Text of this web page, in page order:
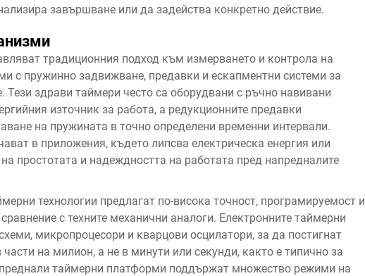
завършване или да задейства конкретно действие.
традиционния подход към измерването и контрола на
с пружинно задвижване, предавки и ескапментни системи за
здрави таймери често са оборудвани с ръчно навивани
източник за работа, а редукционните предавки
на пружината в точно определени временни интервали.
в приложения, където липсва електрическа енергия или
простотата и надеждността на работата пред напредналите
технологии предлагат по-висока точност, програмируемост и
с техните механични аналоги. Електронните таймерни
микропроцесори и кварцови осцилатори, за да постигнат
на милион, а не в минути или секунди, както е типично за
таймерни платформи поддържат множество режими на